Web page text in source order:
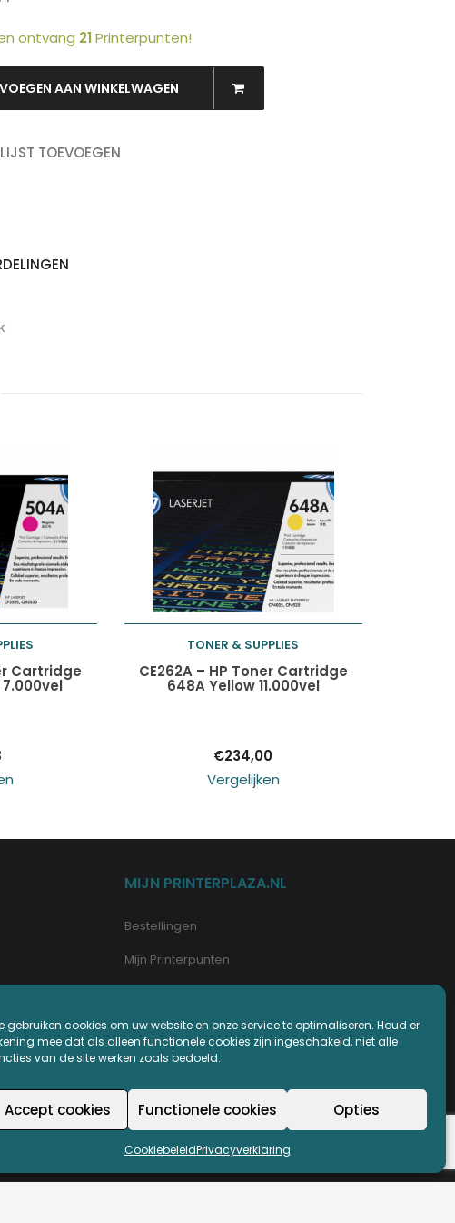
gebruiken cookies om uw website en onze service te optimaliseren. Houd er
mee dat als alleen functionele cookies zijn ingeschakeld, niet alle
van de site werken zoals bedoeld.
Accept cookies Functionele cookies Opties
CookiebeleidPrivacyverklaring
ontvang 21Printerpunten!
AAN WINKELWAGEN
TOEVOEGEN
Cartridge Toevoegen aan
TONER & SUPPLIES
CE262A – HP Toner Cartridge
648A Yellow 11.000vel
€234,00
Vergelijken
MIJN PRINTERPLAZA.NL
Bestellingen
Mijn Printerpunten
Wachtwoord vergeten